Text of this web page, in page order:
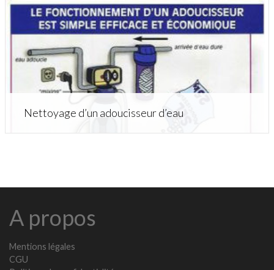
Nettoyage d’un adoucisseur d’eau
A propos
Mentions légales
CGU